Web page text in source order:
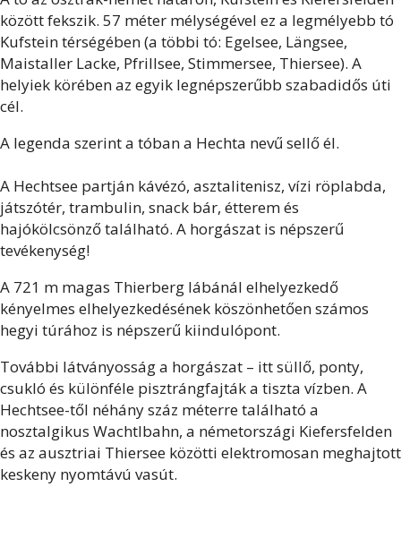
között fekszik. 57 méter mélységével ez a legmélyebb tó
Kufstein térségében (a többi tó: Egelsee, Längsee,
Maistaller Lacke, Pfrillsee, Stimmersee, Thiersee). A
helyiek körében az egyik legnépszerűbb szabadidős úti
cél.
A legenda szerint a tóban a Hechta nevű sellő él.
A Hechtsee partján kávézó, asztalitenisz, vízi röplabda,
játszótér, trambulin, snack bár, étterem és
hajókölcsönző található. A horgászat is népszerű
tevékenység!
A 721 m magas Thierberg lábánál elhelyezkedő
kényelmes elhelyezkedésének köszönhetően számos
hegyi túrához is népszerű kiindulópont.
További látványosság a horgászat – itt süllő, ponty,
csukló és különféle pisztrángfajták a tiszta vízben. A
Hechtsee-től néhány száz méterre található a
nosztalgikus Wachtlbahn, a németországi Kiefersfelden
és az ausztriai Thiersee közötti elektromosan meghajtott
keskeny nyomtávú vasút.